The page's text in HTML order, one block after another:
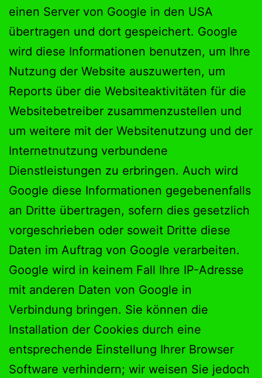
einen Server von Google in den USA
übertragen und dort gespeichert. Google
wird diese Informationen benutzen, um Ihre
Nutzung der Website auszuwerten, um
Reports über die Websiteaktivitäten für die
Websitebetreiber zusammenzustellen und
um weitere mit der Websitenutzung und der
Internetnutzung verbundene
Dienstleistungen zu erbringen. Auch wird
Google diese Informationen gegebenenfalls
an Dritte übertragen, sofern dies gesetzlich
vorgeschrieben oder soweit Dritte diese
Daten im Auftrag von Google verarbeiten.
Google wird in keinem Fall Ihre IP-Adresse
mit anderen Daten von Google in
Verbindung bringen. Sie können die
Installation der Cookies durch eine
entsprechende Einstellung Ihrer Browser
Software verhindern; wir weisen Sie jedoch